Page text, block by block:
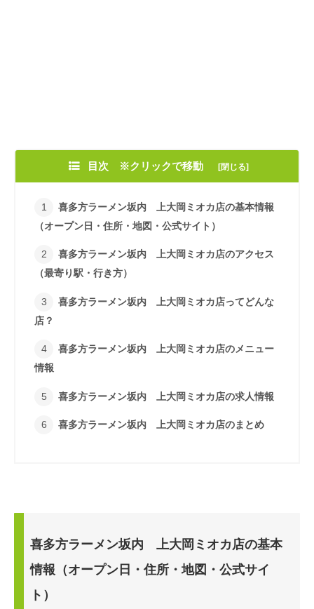
目次 ※クリックで移動
喜多方ラーメン坂内 上大岡ミオカ店の基本情報
（オープン日・住所・地図・公式サイト）
喜多方ラーメン坂内 上大岡ミオカ店のアクセス
（最寄り駅・行き方）
喜多方ラーメン坂内 上大岡ミオカ店ってどんな
店？
喜多方ラーメン坂内 上大岡ミオカ店のメニュー
情報
喜多方ラーメン坂内 上大岡ミオカ店の求人情報
喜多方ラーメン坂内 上大岡ミオカ店のまとめ
喜多方ラーメン坂内 上大岡ミオカ店の基本
情報（オープン日・住所・地図・公式サイ
ト）